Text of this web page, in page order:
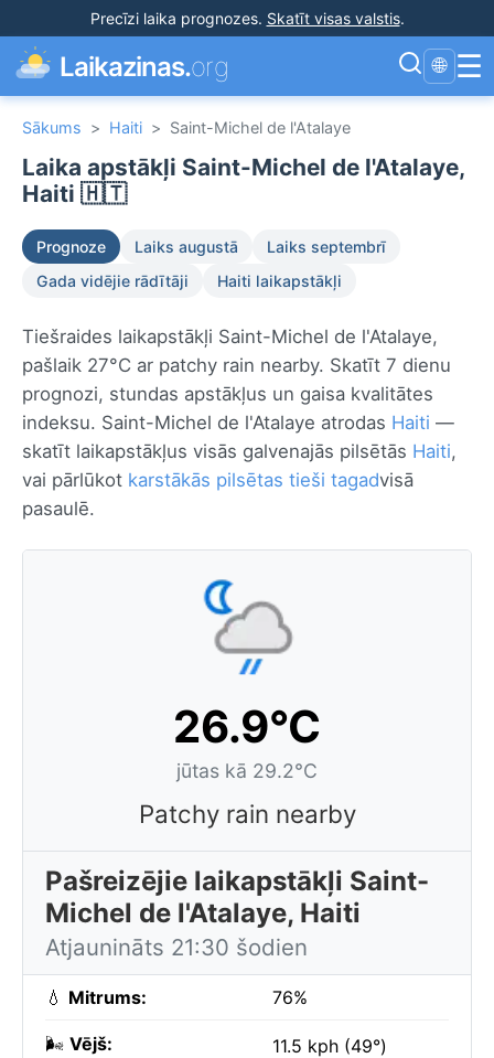
Precīzi laika prognozes. Skatīt visas valstis.
Laikazinas.org 🌐 ☰
Sākums > Haiti > Saint-Michel de l'Atalaye
Laika apstākļi Saint-Michel de l'Atalaye,
Haiti 🇭🇹
Prognoze Laiks augustā
Laiks septembrī
Gada vidējie rādītāji
Haiti laikapstākļi
Tiešraides laikapstākļi Saint-Michel de l'Atalaye,
pašlaik 27°C ar patchy rain nearby. Skatīt 7 dienu
prognozi, stundas apstākļus un gaisa kvalitātes
indeksu. Saint-Michel de l'Atalaye atrodas Haiti —
skatīt laikapstākļus visās galvenajās pilsētās Haiti,
vai pārlūkot karstākās pilsētas tieši tagadvisā
pasaulē.
26.9°C
jūtas kā 29.2°C
Patchy rain nearby
Pašreizējie laikapstākļi Saint-
Michel de l'Atalaye, Haiti
Atjaunināts 21:30 šodien
💧 Mitrums: 76%
🌬️ Vējš: 11.5 kph (49°)